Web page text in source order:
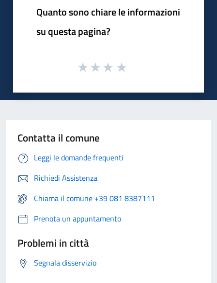
Quanto sono chiare le informazioni
su questa pagina?
Contatta il comune
Leggi le domande frequenti
Richiedi Assistenza
Chiama il comune +39 081 8387111
Prenota un appuntamento
Problemi in città
Segnala disservizio